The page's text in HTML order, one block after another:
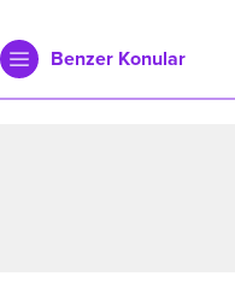
Benzer Konular